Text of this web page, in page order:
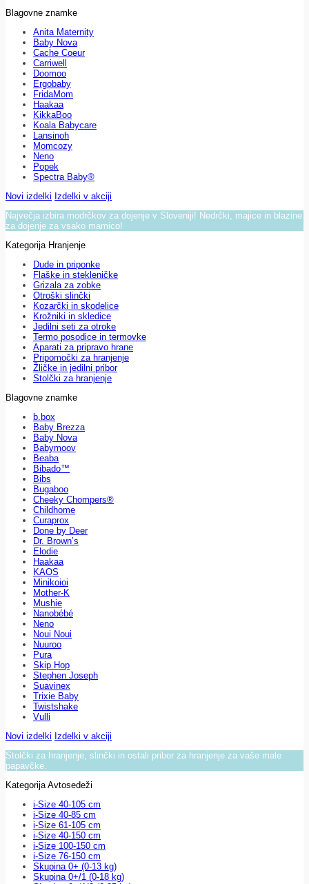
Blagovne znamke
Anita Maternity
Baby Nova
Cache Coeur
Carriwell
Doomoo
Ergobaby
FridaMom
Haakaa
KikkaBoo
Koala Babycare
Lansinoh
Momcozy
Neno
Popek
Spectra Baby®
Novi izdelki Izdelki v akciji
Največja izbira modrčkov za dojenje v Sloveniji! Nedrčki, majice in blazine
za dojenje za vsako mamico!
Kategorija Hranjenje
Dude in priponke
Flaške in stekleničke
Grizala za zobke
Otroški slinčki
Kozarčki in skodelice
Krožniki in skledice
Jedilni seti za otroke
Termo posodice in termovke
Aparati za pripravo hrane
Pripomočki za hranjenje
Žličke in jedilni pribor
Stolčki za hranjenje
Blagovne znamke
b.box
Baby Brezza
Baby Nova
Babymoov
Beaba
Bibado™
Bibs
Bugaboo
Cheeky Chompers®
Childhome
Curaprox
Done by Deer
Dr. Brown’s
Elodie
Haakaa
KAOS
Minikoioi
Mother-K
Mushie
Nanobébé
Neno
Noui Noui
Nuuroo
Pura
Skip Hop
Stephen Joseph
Suavinex
Trixie Baby
Twistshake
Vulli
Novi izdelki Izdelki v akciji
Stolčki za hranjenje, slinčki in ostali pribor za hranjenje za vaše male
papavčke.
Kategorija Avtosedeži
i-Size 40-105 cm
i-Size 40-85 cm
i-Size 61-105 cm
i-Size 40-150 cm
i-Size 100-150 cm
i-Size 76-150 cm
Skupina 0+ (0-13 kg)
Skupina 0+/1 (0-18 kg)